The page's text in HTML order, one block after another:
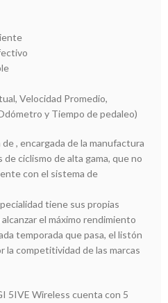
Velocidad Promedio,
y Tiempo de pedaleo)
, encargada de la manufactura
ciclismo de alta gama, que no
con el sistema de
tiene sus propias
el máximo rendimiento
temporada que pasa, el listón
la competitividad de las marcas
5IVE Wireless cuenta con 5